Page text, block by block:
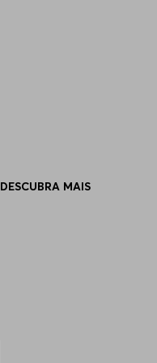
DESCUBRA MAIS